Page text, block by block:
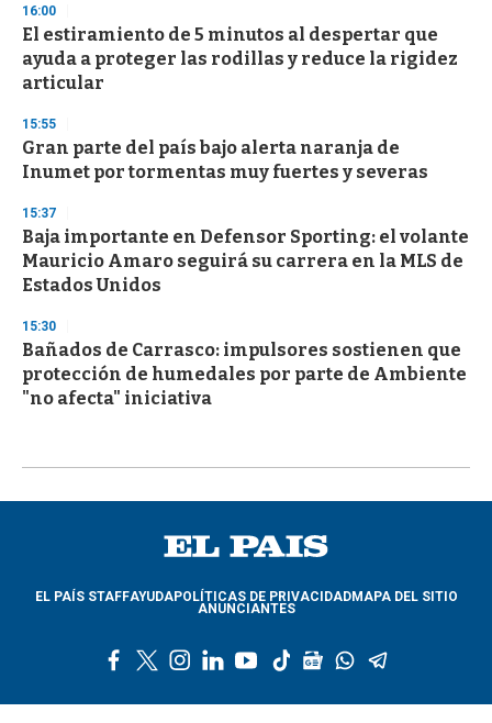
16:00
El estiramiento de 5 minutos al despertar que
ayuda a proteger las rodillas y reduce la rigidez
articular
15:55
Gran parte del país bajo alerta naranja de
Inumet por tormentas muy fuertes y severas
15:37
Baja importante en Defensor Sporting: el volante
Mauricio Amaro seguirá su carrera en la MLS de
Estados Unidos
15:30
Bañados de Carrasco: impulsores sostienen que
protección de humedales por parte de Ambiente
"no afecta" iniciativa
EL PAÍS STAFFAYUDAPOLÍTICAS DE PRIVACIDADMAPA DEL SITIO
ANUNCIANTES
c
w
i
s
l
n
y
u
t
k
g
o
w
a
l